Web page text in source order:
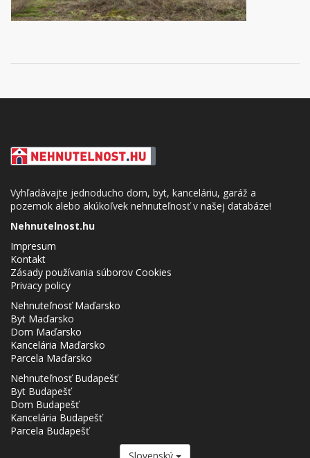
Vyhľadávajte jednoducho dom, byt, kanceláriu, garáž a
pozemok alebo akúkoľvek nehnuteľnosť v našej databáze!
Nehnutelnost.hu
Impresum
Kontakt
Zásady používania súborov Cookies
Privacy policy
Nehnuteľnosť Maďarsko
Byt Maďarsko
Dom Maďarsko
Kancelária Maďarsko
Parcela Maďarsko
Nehnuteľnosť Budapešť
Byt Budapešť
Dom Budapešť
Kancelária Budapešť
Parcela Budapešť